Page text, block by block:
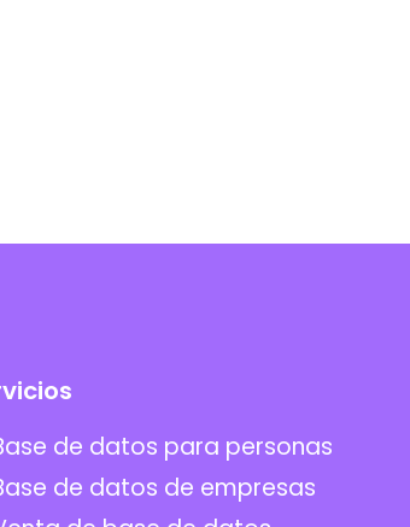
de datos para personas
de datos de empresas